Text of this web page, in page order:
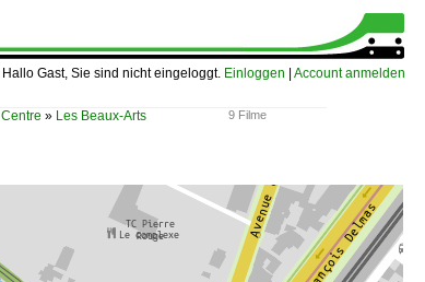
Hallo Gast, Sie sind nicht eingeloggt. Einloggen Account anmelden
9 Filme
Centre » Les Beaux-Arts